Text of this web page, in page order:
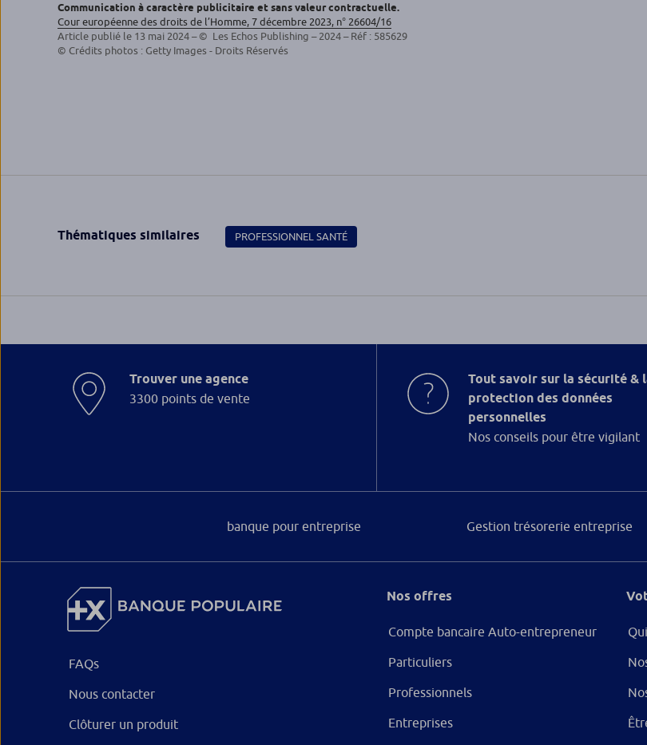
Communication à caractère publicitaire et sans valeur contractuelle.
Cour européenne des droits de l’Homme, 7 décembre 2023, n° 26604/16
Article publié le 13 mai 2024 – © Les Echos Publishing – 2024 – Réf : 585629
© Crédits photos : Getty Images - Droits Réservés
Thématiques similaires PROFESSIONNEL SANTÉ
Trouver une agence
3300 points de vente
Tout savoir sur la sécurité &
protection des données
personnelles
Nos conseils pour être vigilant
banque pour entreprise Gestion trésorerie entreprise
FAQs
Nous contacter
Clôturer un produit
Nos offres
Compte bancaire Auto-entrepreneur
Particuliers
Professionnels
Entreprises